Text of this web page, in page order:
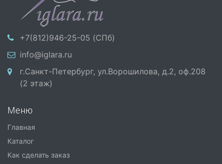
+7(812)946-25-05 (СПб)
info@iglara.ru
г.Санкт-Петербург, ул.Ворошилова, д.2, оф.208
(2 этаж)
Меню
Главная
Каталог
Как сделать заказ